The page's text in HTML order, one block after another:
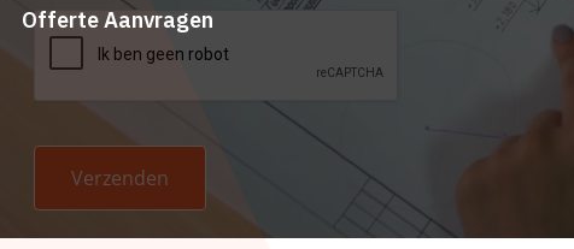
Offerte Aanvragen
Verzenden